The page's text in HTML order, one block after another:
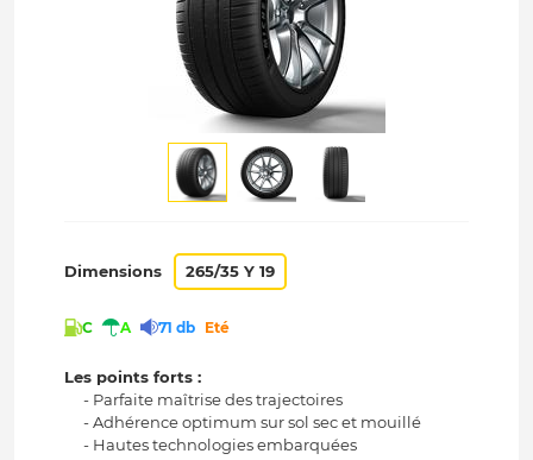
Dimensions 265/35 Y 19
C A 71 db Eté
Les points forts :
- Parfaite maîtrise des trajectoires
- Adhérence optimum sur sol sec et mouillé
- Hautes technologies embarquées